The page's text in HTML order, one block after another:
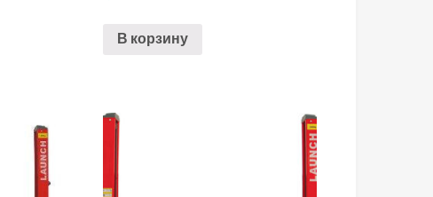
В корзину